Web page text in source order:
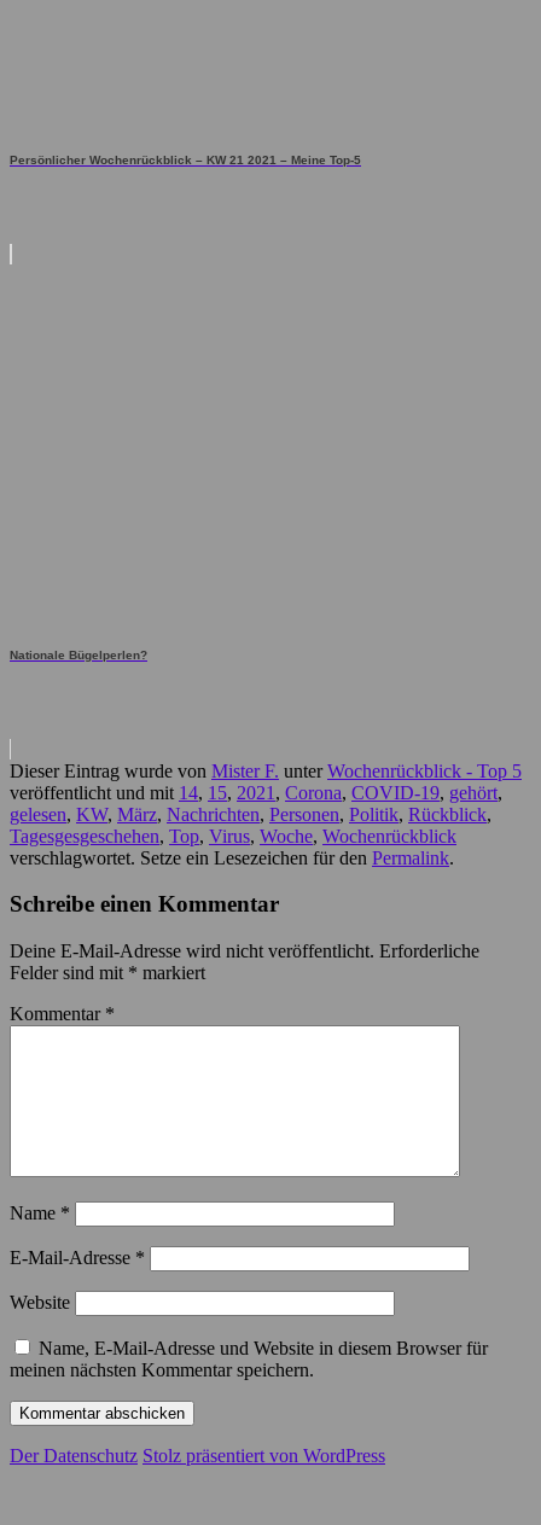
Persönlicher Wochenrückblick – KW 21 2021 – Meine Top-5
Nationale Bügelperlen?
Dieser Eintrag wurde von Mister F. unterWochenrückblick - Top 5
veröffentlicht und mit 14, 15, 2021 , Corona, COVID-19, gehört,
gelesen, KW, März, Nachrichten, Personen, Politik, Rückblick,
Tagesgesgeschehen, Top, Virus, Woche, Wochenrückblick
verschlagwortet. Setze ein Lesezeichen für den Permalink.
Schreibe einen Kommentar
Deine E-Mail-Adresse wird nicht veröffentlicht. Erforderliche
Felder sind mit * markiert
Kommentar *
Name *
E-Mail-Adresse *
Website
Name, E-Mail-Adresse und Website in diesem Browser für
meinen nächsten Kommentar speichern.
Der Datenschutz Stolz präsentiert von WordPress